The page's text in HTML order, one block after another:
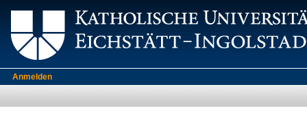
Anmelden